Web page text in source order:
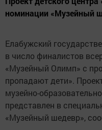
номинации «Музейный
Елабужский
в число финалистов
«Музейный Олимп» с
пропадают дети».
музейно-
представлен в
«Музейный шедевр»,